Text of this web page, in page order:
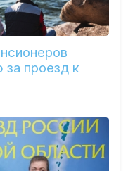
за проезд к